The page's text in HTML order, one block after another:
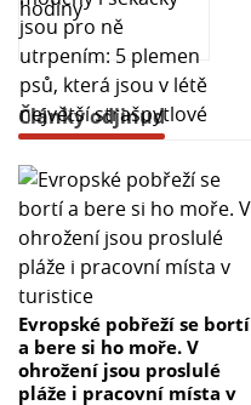
Články odjinud
Evropské pobřeží se bortí
a bere si ho moře. V
ohrožení jsou proslulé
pláže i pracovní místa v